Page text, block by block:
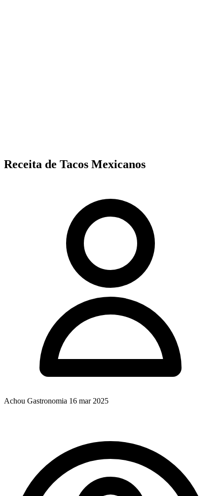
Receita de Tacos Mexicanos
Achou Gastronomia 16 mar 2025